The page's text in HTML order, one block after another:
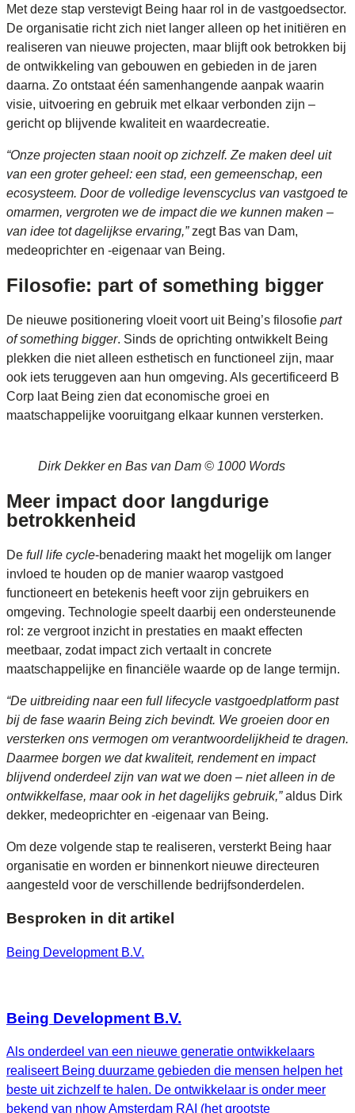
Met deze stap verstevigt Being haar rol in de vastgoedsector.
De organisatie richt zich niet langer alleen op het initiëren en
realiseren van nieuwe projecten, maar blijft ook betrokken bij
de ontwikkeling van gebouwen en gebieden in de jaren
daarna. Zo ontstaat één samenhangende aanpak waarin
visie, uitvoering en gebruik met elkaar verbonden zijn –
gericht op blijvende kwaliteit en waardecreatie.
“Onze projecten staan nooit op zichzelf. Ze maken deel uit
van een groter geheel: een stad, een gemeenschap, een
ecosysteem. Door de volledige levenscyclus van vastgoed te
omarmen, vergroten we de impact die we kunnen maken –
van idee tot dagelijkse ervaring,”zegt Bas van Dam,
medeoprichter en -eigenaar van Being.
Filosofie: part of something bigger
De nieuwe positionering vloeit voort uit Being’s filosofie part
of something bigger. Sinds de oprichting ontwikkelt Being
plekken die niet alleen esthetisch en functioneel zijn, maar
ook iets teruggeven aan hun omgeving. Als gecertificeerd B
Corp laat Being zien dat economische groei en
maatschappelijke vooruitgang elkaar kunnen versterken.
Dirk Dekker en Bas van Dam © 1000 Words
Meer impact door langdurige
betrokkenheid
De full life cycle-benadering maakt het mogelijk om langer
invloed te houden op de manier waarop vastgoed
functioneert en betekenis heeft voor zijn gebruikers en
omgeving. Technologie speelt daarbij een ondersteunende
rol: ze vergroot inzicht in prestaties en maakt effecten
meetbaar, zodat impact zich vertaalt in concrete
maatschappelijke en financiële waarde op de lange termijn.
“De uitbreiding naar een full lifecycle vastgoedplatform past
bij de fase waarin Being zich bevindt. We groeien door en
versterken ons vermogen om verantwoordelijkheid te dragen.
Daarmee borgen we dat kwaliteit, rendement en impact
blijvend onderdeel zijn van wat we doen – niet alleen in de
ontwikkelfase, maar ook in het dagelijks gebruik,”aldus Dirk
dekker, medeoprichter en -eigenaar van Being.
Om deze volgende stap te realiseren, versterkt Being haar
organisatie en worden er binnenkort nieuwe directeuren
aangesteld voor de verschillende bedrijfsonderdelen.
Besproken in dit artikel
Being Development B.V.
Being Development B.V.
Als onderdeel van een nieuwe generatie ontwikkelaars
realiseert Being duurzame gebieden die mensen helpen het
beste uit zichzelf te halen. De ontwikkelaar is onder meer
bekend van nhow Amsterdam RAI (het grootste